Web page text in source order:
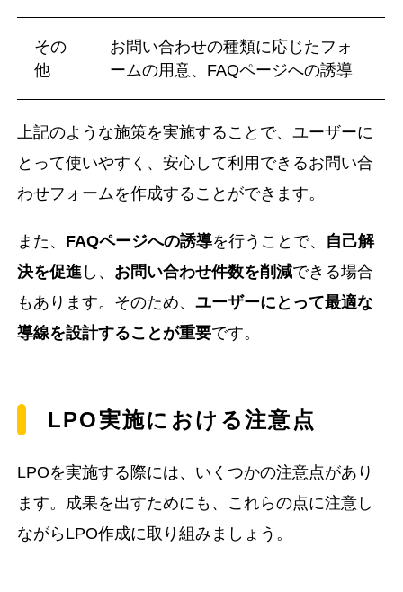
その
他
お問い合わせの種類に応じたフォ
ームの用意、FAQページへの誘導
上記のような施策を実施することで、ユーザーに
とって使いやすく、安心して利用できるお問い合
わせフォームを作成することができます。
また、 FAQページへの誘導を行うことで、 自己解
決を促進 し、 お問い合わせ件数を削減できる場合
もあります。そのため、ユーザーにとって最適な
導線を設計することが重要です。
LPO実施における注意点
LPOを実施する際には、いくつかの注意点があり
ます。成果を出すためにも、これらの点に注意し
ながらLPO作成に取り組みましょう。